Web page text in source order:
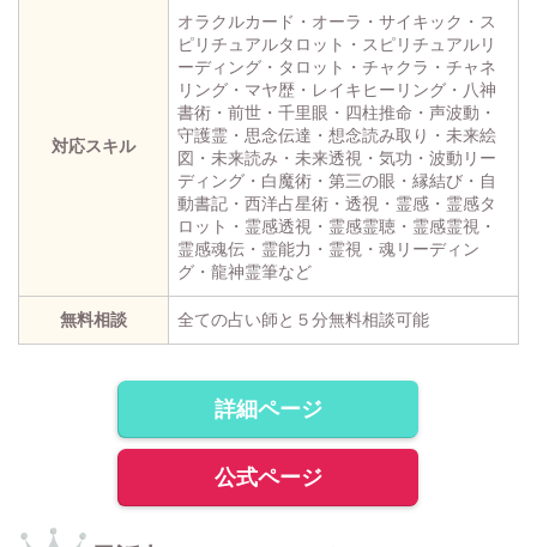
対応スキル
オラクルカード・オーラ・サイキック・ス
ピリチュアルタロット・スピリチュアルリ
ーディング・タロット・チャクラ・チャネ
リング・マヤ歴・レイキヒーリング・八神
書術・前世・千里眼・四柱推命・声波動・
守護霊・思念伝達・想念読み取り・未来絵
図・未来読み・未来透視・気功・波動リー
ディング・白魔術・第三の眼・縁結び・自
動書記・西洋占星術・透視・霊感・霊感タ
ロット・霊感透視・霊感霊聴・霊感霊視・
霊感魂伝・霊能力・霊視・魂リーディン
グ・龍神霊筆など
無料相談 全ての占い師と５分無料相談可能
詳細ページ
公式ページ